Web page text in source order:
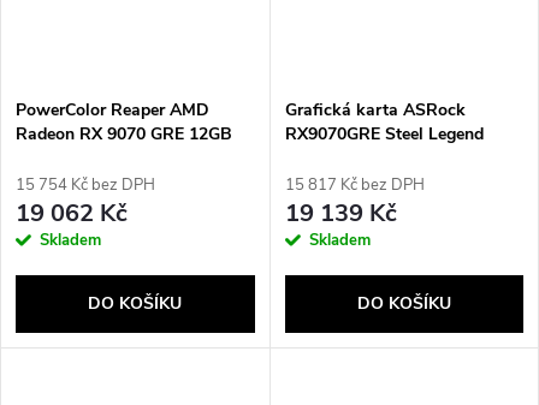
PowerColor Reaper AMD
Radeon RX 9070 GRE 12GB
15 754 Kč bez DPH
19 062 Kč
Skladem
DO KOŠÍKU
Grafická karta ASRock
RX9070GRE Steel Legend
15 817 Kč bez DPH
19 139 Kč
Skladem
DO KOŠÍKU